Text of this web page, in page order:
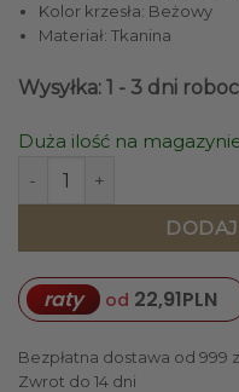
Kolor krzesła: Beżowy
Materiał: Tkanina
Wysyłka: 1 - 3 dni
Duża ilość na
ilość KRZESŁO Pedra
raty od 22,91PLN
Bezpłatna dostawa od 999
Zwrot do 14 dni